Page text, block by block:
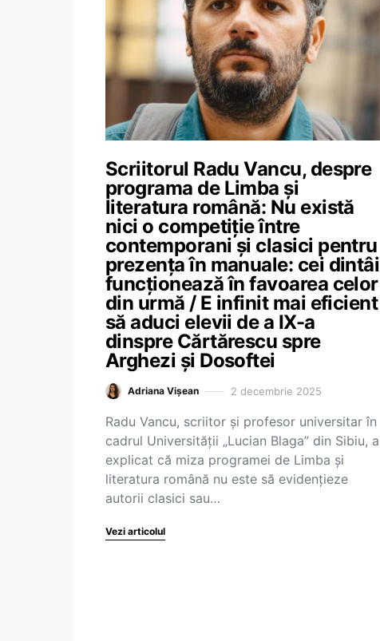
Scriitorul Radu Vancu, despre
programa de Limba și
literatura română: Nu există
nici o competiție între
contemporani și clasici pentru
prezența în manuale: cei dintâi
funcționează în favoarea celor
din urmă / E infinit mai eficient
să aduci elevii de a IX-a
dinspre Cărtărescu spre
Arghezi și Dosoftei
Adriana Vișean 2 decembrie 2025
Radu Vancu, scriitor și profesor universitar în
cadrul Universității „Lucian Blaga” din Sibiu, a
explicat că miza programei de Limba și
literatura română nu este să evidențieze
autorii clasici sau…
Vezi articolul